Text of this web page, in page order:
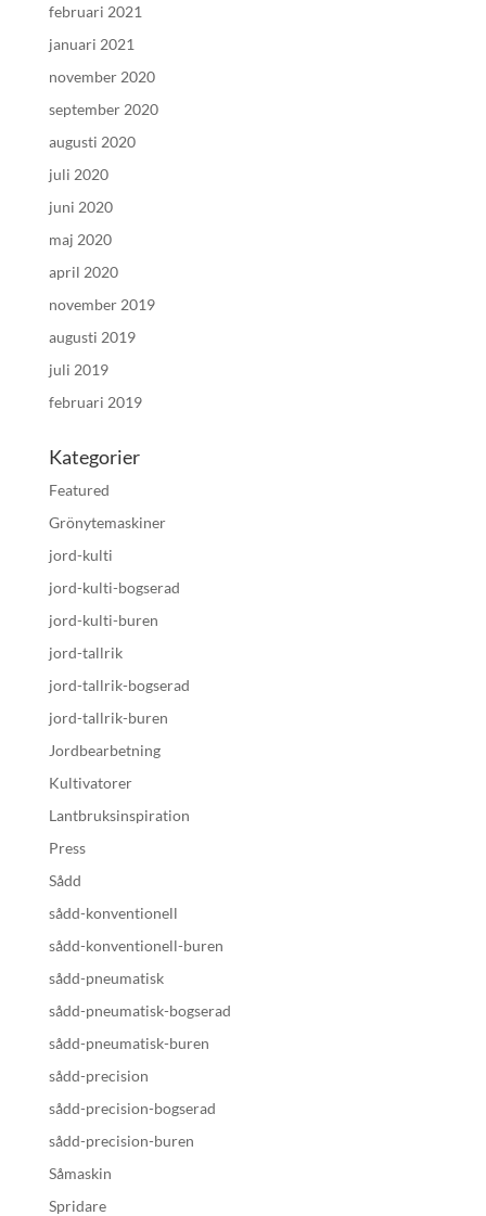
februari 2021
januari 2021
november 2020
september 2020
augusti 2020
juli 2020
juni 2020
maj 2020
april 2020
november 2019
augusti 2019
juli 2019
februari 2019
Kategorier
Featured
Grönytemaskiner
jord-kulti
jord-kulti-bogserad
jord-kulti-buren
jord-tallrik
jord-tallrik-bogserad
jord-tallrik-buren
Jordbearbetning
Kultivatorer
Lantbruksinspiration
Press
Sådd
sådd-konventionell
sådd-konventionell-buren
sådd-pneumatisk
sådd-pneumatisk-bogserad
sådd-pneumatisk-buren
sådd-precision
sådd-precision-bogserad
sådd-precision-buren
Såmaskin
Spridare